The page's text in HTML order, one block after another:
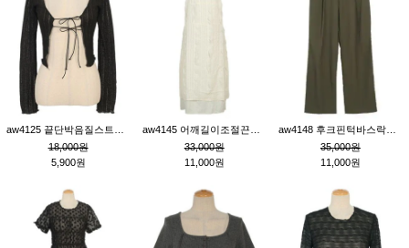
18,000원
5,900원
33,000원
11,000원
35,000원
11,000원